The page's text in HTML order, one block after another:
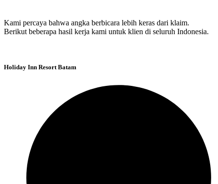
Kami percaya bahwa angka berbicara lebih keras dari klaim.
Berikut beberapa hasil kerja kami untuk klien di seluruh Indonesia.
Holiday Inn Resort Batam